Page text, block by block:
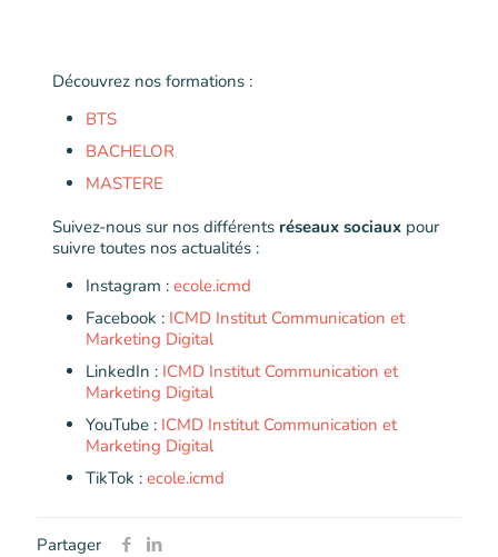
Découvrez nos formations :
BTS
BACHELOR
MASTERE
Suivez-nous sur nos différents réseaux sociauxpour
suivre toutes nos actualités :
Instagram : ecole.icmd
Facebook : ICMD Institut Communication et
Marketing Digital
LinkedIn : ICMD Institut Communication et
Marketing Digital
YouTube : ICMD Institut Communication et
Marketing Digital
TikTok : ecole.icmd
Partager